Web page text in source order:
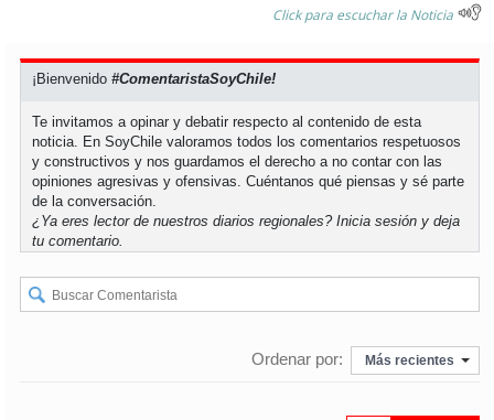
Click para escuchar la Noticia
¡Bienvenido#ComentaristaSoyChile!
Te invitamos a opinar y debatir respecto al contenido de esta
noticia. En SoyChile valoramos todos los comentarios respetuosos
y constructivos y nos guardamos el derecho a no contar con las
opiniones agresivas y ofensivas. Cuéntanos qué piensas y sé parte
de la conversación.
¿Ya eres lector de nuestros diarios regionales?Inicia sesión y deja
tu comentario.
Ordenar por: Más recientes